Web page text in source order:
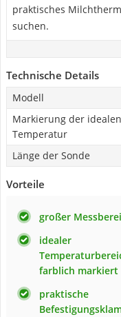
praktisches
suchen.
Technische Details
Modell
Markierung der idealen
Temperatur
Länge der Sonde
Vorteile
großer
idealer
farblich markiert
praktische